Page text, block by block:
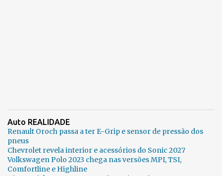
Auto REALIDADE
Renault Oroch passa a ter E-Grip e sensor de pressão dos
pneus
Chevrolet revela interior e acessórios do Sonic 2027
Volkswagen Polo 2023 chega nas versões MPI, TSI,
Comfortline e Highline